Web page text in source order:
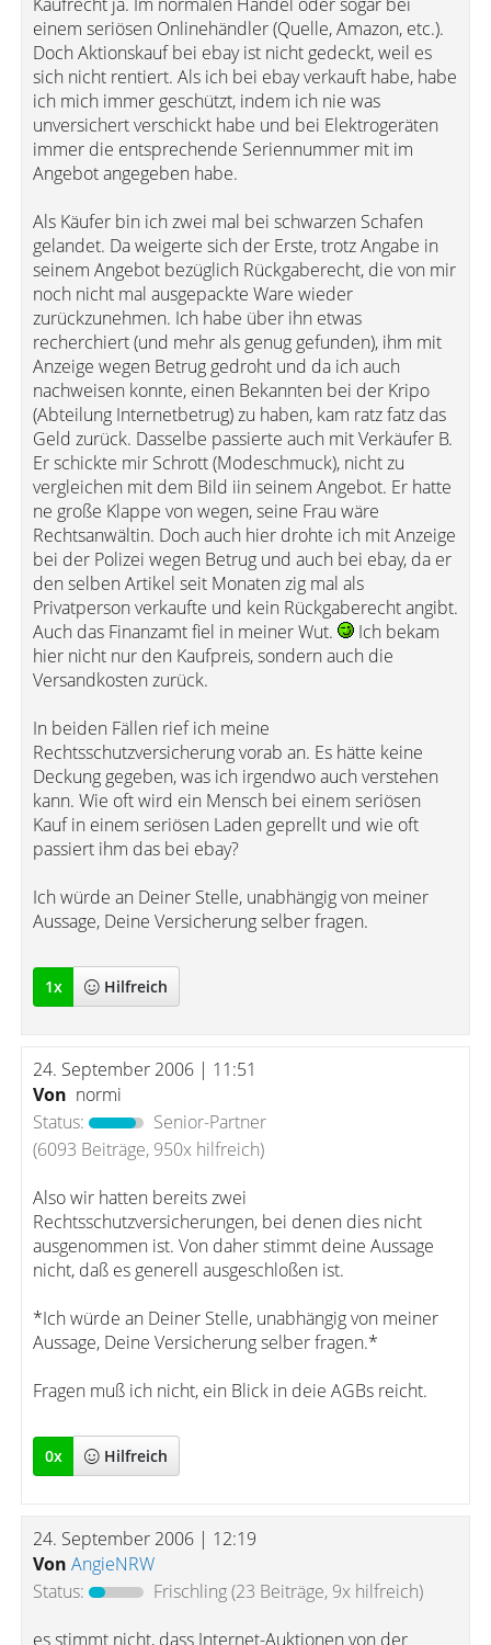
einem seriösen Onlinehändler (Quelle, Amazon, etc.).
Doch Aktionskauf bei ebay ist nicht gedeckt, weil es
sich nicht rentiert. Als ich bei ebay verkauft habe, habe
ich mich immer geschützt, indem ich nie was
unversichert verschickt habe und bei Elektrogeräten
immer die entsprechende Seriennummer mit im
Angebot angegeben habe.
Als Käufer bin ich zwei mal bei schwarzen Schafen
gelandet. Da weigerte sich der Erste, trotz Angabe in
seinem Angebot bezüglich Rückgaberecht, die von mir
noch nicht mal ausgepackte Ware wieder
zurückzunehmen. Ich habe über ihn etwas
recherchiert (und mehr als genug gefunden), ihm mit
Anzeige wegen Betrug gedroht und da ich auch
nachweisen konnte, einen Bekannten bei der Kripo
(Abteilung Internetbetrug) zu haben, kam ratz fatz das
Geld zurück. Dasselbe passierte auch mit Verkäufer B.
Er schickte mir Schrott (Modeschmuck), nicht zu
vergleichen mit dem Bild iin seinem Angebot. Er hatte
ne große Klappe von wegen, seine Frau wäre
Rechtsanwältin. Doch auch hier drohte ich mit Anzeige
bei der Polizei wegen Betrug und auch bei ebay, da er
den selben Artikel seit Monaten zig mal als
Privatperson verkaufte und kein Rückgaberecht angibt.
Auch das Finanzamt fiel in meiner Wut.
Ich bekam
hier nicht nur den Kaufpreis, sondern auch die
Versandkosten zurück.
In beiden Fällen rief ich meine
Rechtsschutzversicherung vorab an. Es hätte keine
Deckung gegeben, was ich irgendwo auch verstehen
kann. Wie oft wird ein Mensch bei einem seriösen
Kauf in einem seriösen Laden geprellt und wie oft
passiert ihm das bei ebay?
Ich würde an Deiner Stelle, unabhängig von meiner
Aussage, Deine Versicherung selber fragen.
1x Hilfreich
24. September 2006 | 11:51
Von normi
Status:
Senior-Partner
(6093 Beiträge, 950x hilfreich)
Also wir hatten bereits zwei
Rechtsschutzversicherungen, bei denen dies nicht
ausgenommen ist. Von daher stimmt deine Aussage
nicht, daß es generell ausgeschloßen ist.
*Ich würde an Deiner Stelle, unabhängig von meiner
Aussage, Deine Versicherung selber fragen.*
Fragen muß ich nicht, ein Blick in deie AGBs reicht.
0x Hilfreich
24. September 2006 | 12:19
Von AngieNRW
Status:
Frischling(23 Beiträge, 9x hilfreich)
es stimmt nicht, dass Internet-Auktionen von der